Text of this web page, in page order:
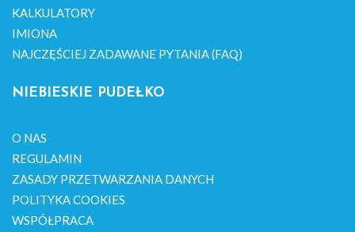
KALKULATORY
IMIONA
NAJCZĘŚCIEJ ZADAWANE PYTANIA (FAQ)
NIEBIESKIE PUDEŁKO
O NAS
REGULAMIN
ZASADY PRZETWARZANIA DANYCH
POLITYKA COOKIES
WSPÓŁPRACA